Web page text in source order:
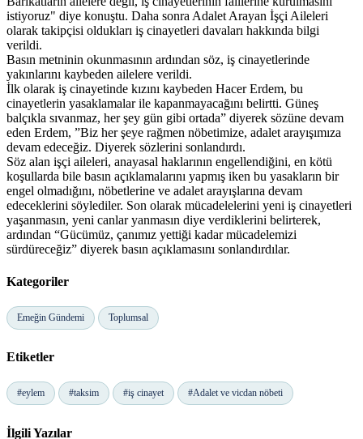
istiyoruz" diye konuştu. Daha sonra Adalet Arayan İşçi Aileleri
olarak takipçisi oldukları iş cinayetleri davaları hakkında bilgi
verildi.
Basın metninin okunmasının ardından söz, iş cinayetlerinde
yakınlarını kaybeden ailelere verildi.
İlk olarak iş cinayetinde kızını kaybeden Hacer Erdem, bu
cinayetlerin yasaklamalar ile kapanmayacağını belirtti. Güneş
balçıkla sıvanmaz, her şey gün gibi ortada” diyerek sözüne devam
eden Erdem, ”Biz her şeye rağmen nöbetimize, adalet arayışımıza
devam edeceğiz. Diyerek sözlerini sonlandırdı.
Söz alan işçi aileleri, anayasal haklarının engellendiğini, en kötü
koşullarda bile basın açıklamalarını yapmış iken bu yasakların bir
engel olmadığını, nöbetlerine ve adalet arayışlarına devam
edeceklerini söylediler. Son olarak mücadelelerini yeni iş cinayetleri
yaşanmasın, yeni canlar yanmasın diye verdiklerini belirterek,
ardından “Gücümüz, çanımız yettiği kadar mücadelemizi
sürdüreceğiz” diyerek basın açıklamasını sonlandırdılar.
Kategoriler
Emeğin Gündemi Toplumsal
Etiketler
#eylem #taksim #iş cinayet #Adalet ve vicdan nöbeti
İlgili Yazılar